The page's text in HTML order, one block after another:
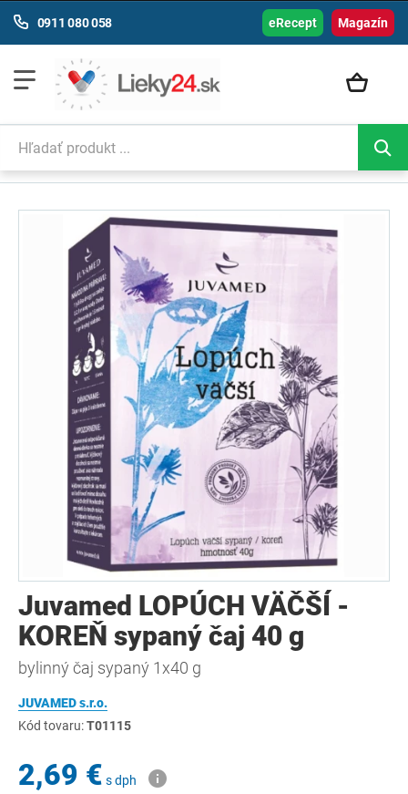
Magazín
0911 080 058 eRecept
Juvamed LOPÚCH VÄČŠÍ -
KOREŇ sypaný čaj 40 g
bylinný čaj sypaný 1x40 g
JUVAMED s.r.o.
Kód tovaru:T01115
2,69 € s dph